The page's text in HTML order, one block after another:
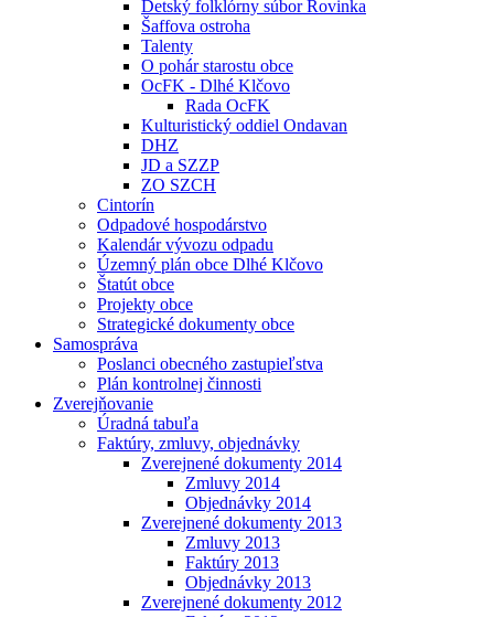
Detský folklórny súbor Rovinka
Šaffova ostroha
Talenty
O pohár starostu obce
OcFK - Dlhé Klčovo
Rada OcFK
Kulturistický oddiel Ondavan
DHZ
JD a SZZP
ZO SZCH
Cintorín
Odpadové hospodárstvo
Kalendár vývozu odpadu
Územný plán obce Dlhé Klčovo
Štatút obce
Projekty obce
Strategické dokumenty obce
Samospráva
Poslanci obecného zastupieľstva
Plán kontrolnej činnosti
Zverejňovanie
Úradná tabuľa
Faktúry, zmluvy, objednávky
Zverejnené dokumenty 2014
Zmluvy 2014
Objednávky 2014
Zverejnené dokumenty 2013
Zmluvy 2013
Faktúry 2013
Objednávky 2013
Zverejnené dokumenty 2012